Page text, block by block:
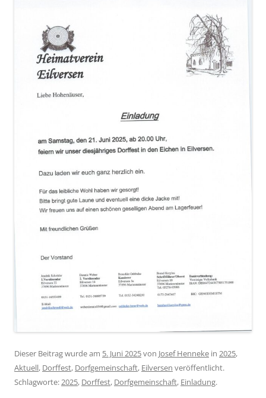
Dieser Beitrag wurde am 5. Juni 2025von Josef Henneke in 2025,
Aktuell, Dorffest, Dorfgemeinschaft, Eilversen veröffentlicht.
Schlagworte:2025, Dorffest, Dorfgemeinschaft, Einladung.